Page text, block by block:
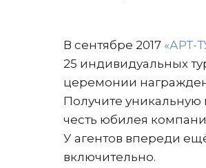
В сентябре 2017 «АРТ-
25 индивидуальных
церемонии
Получите уникальную
честь юбилея
У агентов впереди
включительно.